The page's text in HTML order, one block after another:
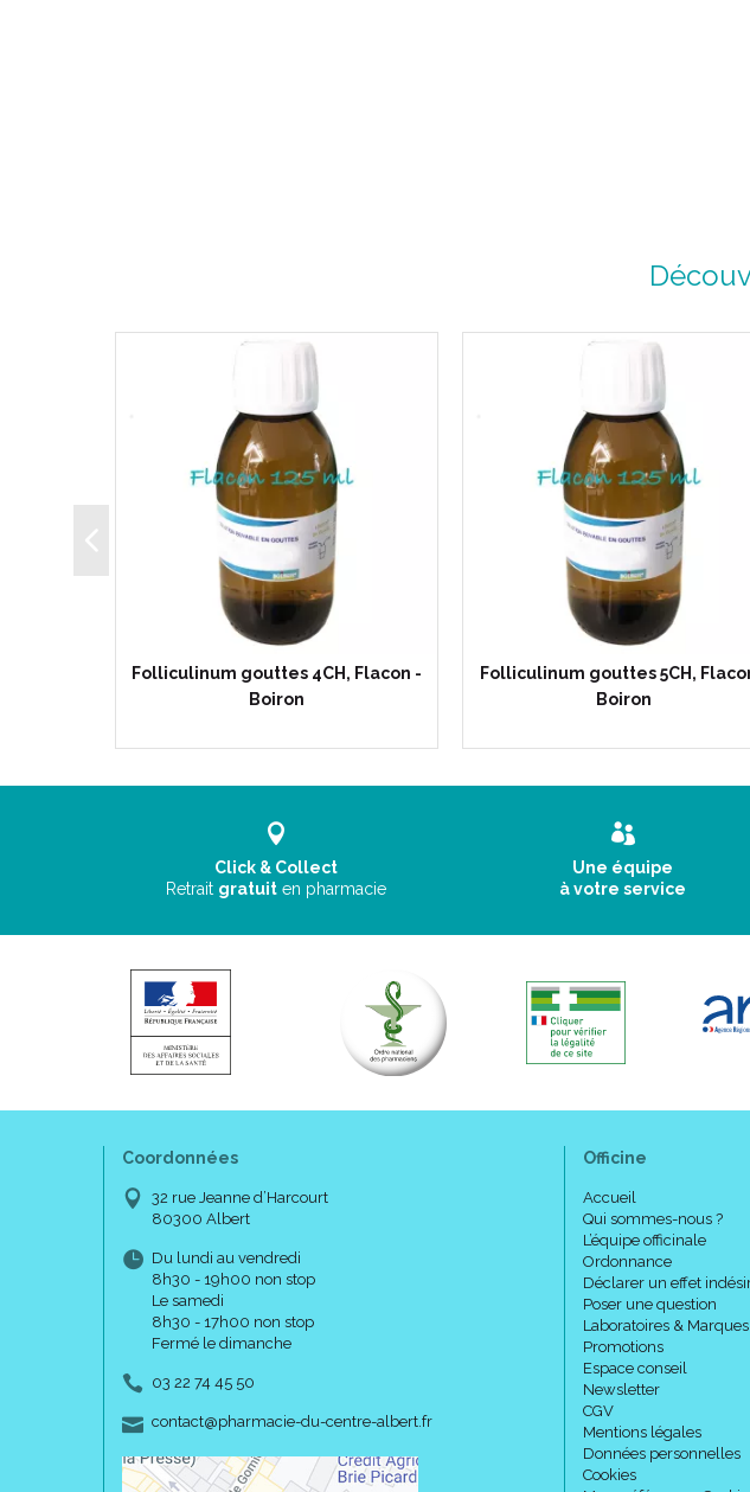
Folliculinum gouttes 4CH, Flacon -
Boiron
Folliculinum gouttes 5CH,
Boiron
Click & Collect
Retrait gratuit en pharmacie
Une équipe
à votre service
Coordonnées
32 rue Jeanne d’Harcourt
80300 Albert
Du lundi au vendredi
8h30 - 19h00 non stop
Le samedi
8h30 - 17h00 non stop
Fermé le dimanche
03 22 74 45 50
contact-
@-
pharmacie-du-centre-albert.fr
Officine
Accueil
Qui sommes-nous ?
L’équipe officinale
Ordonnance
Déclarer un effet
Poser une question
Laboratoires & Marques
Promotions
Espace conseil
Newsletter
CGV
Mentions légales
Données personnelles
Cookies